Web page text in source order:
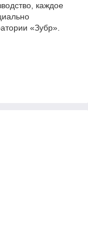
каждое
«Зубр».